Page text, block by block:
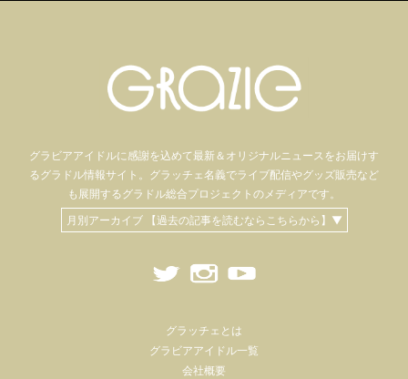
グラビアアイドルに感謝を込めて最新＆オリジナルニュースをお届けす
るグラドル情報サイト。 グラッチェ名義でライブ配信やグッズ販売など
も 展開するグラドル総合プロジェクトのメディアです。
月別アーカイブ 【過去の記事を読むならこちらから】▼
グラッチェとは
グラビアアイドル一覧
会社概要